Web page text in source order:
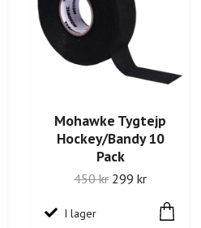
Mohawke Tygtejp
Hockey/Bandy 10
Pack
450 kr 299 kr
I lager